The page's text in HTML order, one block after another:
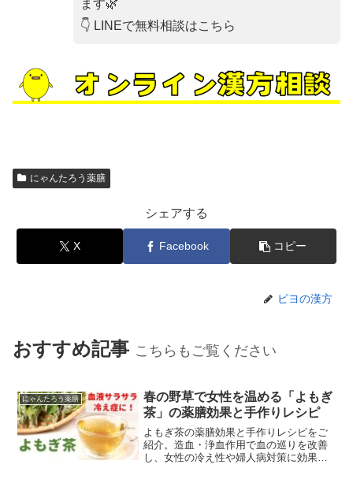
ます🌿
👇 LINEで無料相談はこちら
にゃんたろう薬膳
シェアする
X Facebook コピー
ピヨの漢方
おすすめ記事 こちらもご覧ください
にゃんたろう薬膳
春の野草で女性を温める「よもぎ
茶」の薬膳効果と手作りレシピ
よもぎ茶の薬膳効果と手作りレシピをご
紹介。造血・浄血作用で血の巡りを改善
し、女性の冷え性や婦人病対策に効果